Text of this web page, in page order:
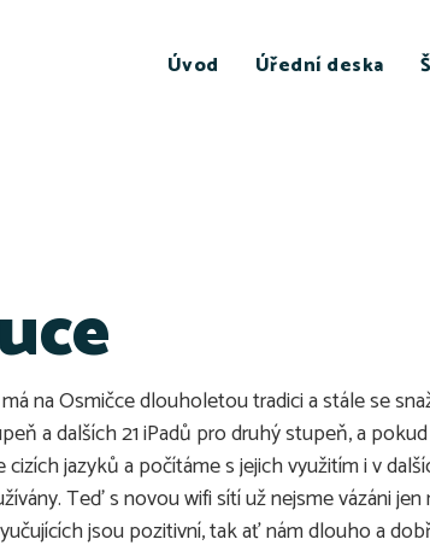
Úvod Úřední deska
na Osmičce dlouholetou tradici a stále se
a dalších 21 iPadů pro druhý stupeň, a
jazyků a počítáme s jejich využitím i v
Teď s novou wifi sítí už nejsme vázáni
jsou pozitivní, tak ať nám dlouho a